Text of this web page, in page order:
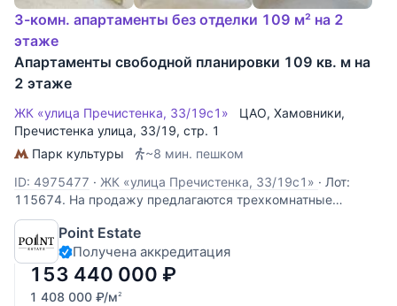
3-комн. апартаменты без отделки 109 м² на 2
этаже
Апартаменты свободной планировки 109 кв. м на
2 этаже
ЖК «улица Пречистенка, 33/19с1» ЦАО, Хамовники,
Пречистенка улица, 33/19, стр. 1
Парк культуры
~8 мин. пешком
ID: 4975477 · ЖК «улица Пречистенка, 33/19с1» · Лот:
115674. На продажу предлагаются трехкомнатные
апартаменты свободной планировки, площадью 109 кв.м.,
в историческом центре столицы. Возможная планировка:
кухня-гостиная, две спальни, одна из которых со своим
санузлом, кладовая, раздельный
Point Estate
Получена аккредитация
153 440 000 ₽
1 408 000 ₽/м2